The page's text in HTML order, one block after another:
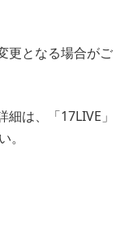
更となる場合がご
は、「17LIVE」